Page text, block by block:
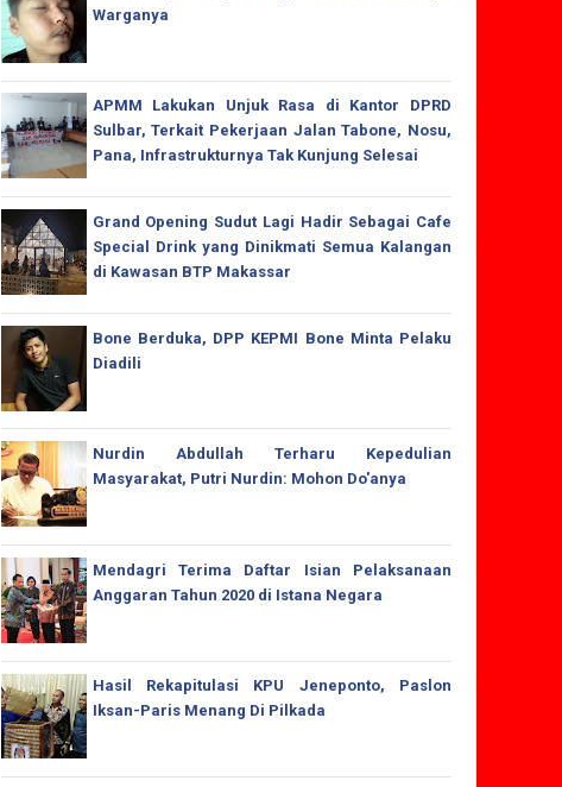
Warganya
APMM Lakukan Unjuk Rasa di Kantor DPRD
Sulbar, Terkait Pekerjaan Jalan Tabone, Nosu,
Pana, Infrastrukturnya Tak Kunjung Selesai
Grand Opening Sudut Lagi Hadir Sebagai Cafe
Special Drink yang Dinikmati Semua Kalangan
di Kawasan BTP Makassar
Bone Berduka, DPP KEPMI Bone Minta Pelaku
Diadili
Nurdin Abdullah Terharu Kepedulian
Masyarakat, Putri Nurdin: Mohon Do'anya
Mendagri Terima Daftar Isian Pelaksanaan
Anggaran Tahun 2020 di Istana Negara
Hasil Rekapitulasi KPU Jeneponto, Paslon
Iksan-Paris Menang Di Pilkada